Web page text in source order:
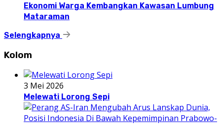
Ekonomi Warga Kembangkan Kawasan Lumbung
Mataraman
Selengkapnya
Kolom
3 Mei 2026
Melewati Lorong Sepi